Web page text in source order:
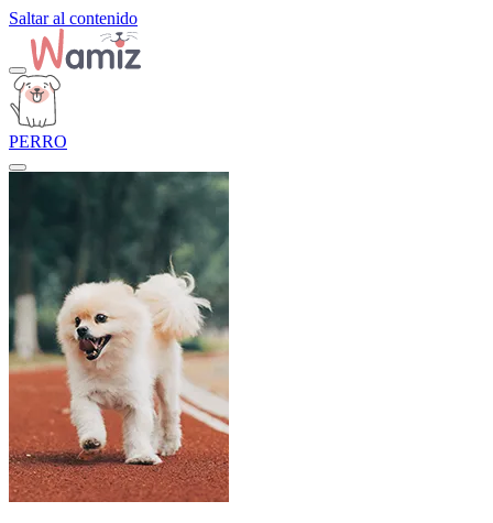
Saltar al contenido
PERRO